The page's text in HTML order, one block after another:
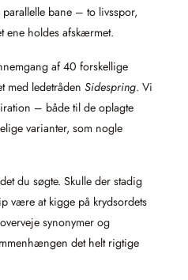
parallelle bane – to livsspor,
ene holdes afskærmet.
af 40 forskellige
med ledetråden Sidespring. Vi
– både til de oplagte
varianter, som nogle
du søgte. Skulle der stadig
være at kigge på krydsordets
synonymer og
det helt rigtige